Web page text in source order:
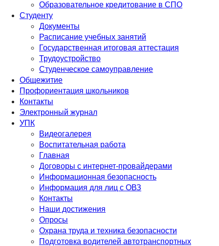
Образовательное кредитование в СПО
Студенту
Документы
Расписание учебных занятий
Государственная итоговая аттестация
Трудоустройство
Студенческое самоуправление
Общежитие
Профориентация школьников
Контакты
Электронный журнал
УПК
Видеогалерея
Воспитательная работа
Главная
Договоры с интернет-провайдерами
Информационная безопасность
Информация для лиц с ОВЗ
Контакты
Наши достижения
Опросы
Охрана труда и техника безопасности
Подготовка водителей автотранспортных